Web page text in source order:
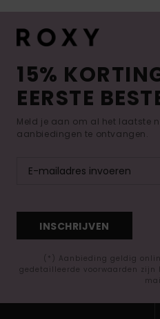
15%
EERSTE
Meld je aan om al het laatste
aanbiedingen te ontvangen.
INSCHRIJVEN
(*) Aanbieding geldig
gedetailleerde voorwaarden